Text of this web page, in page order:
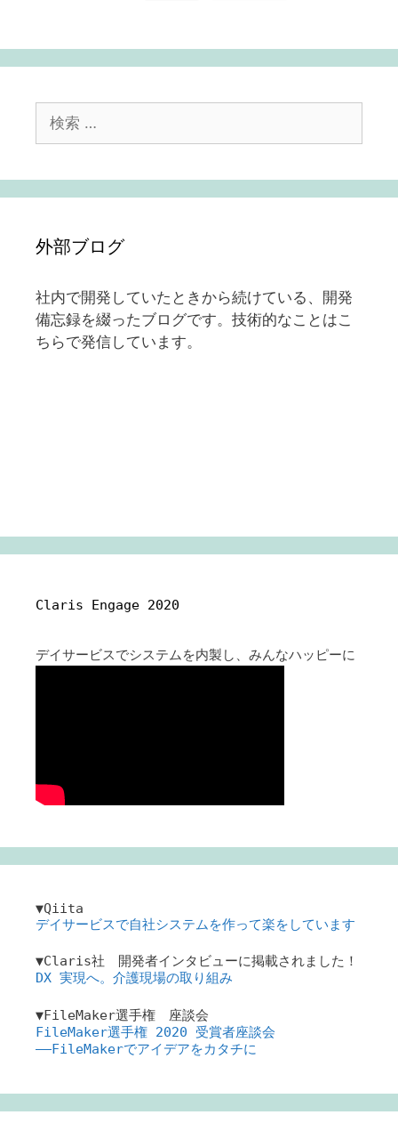
索:
外部ブログ
社内で開発していたときから続けている、開発
備忘録を綴ったブログです。技術的なことはこ
ちらで発信しています。
Claris Engage 2020
デイサービスでシステムを内製し、みんなハッピーに
▼Qiita
デイサービスで自社システムを作って楽をしています
▼Claris社 開発者インタビューに掲載されました！
DX 実現へ。介護現場の取り組み
▼FileMaker選手権 座談会
FileMaker選手権 2020 受賞者座談会
――FileMakerでアイデアをカタチに